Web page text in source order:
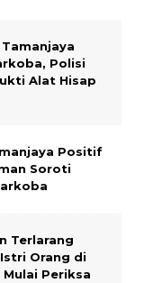
Polisi
Alat Hisap
Positif
Soroti
Terlarang
Orang di
Periksa